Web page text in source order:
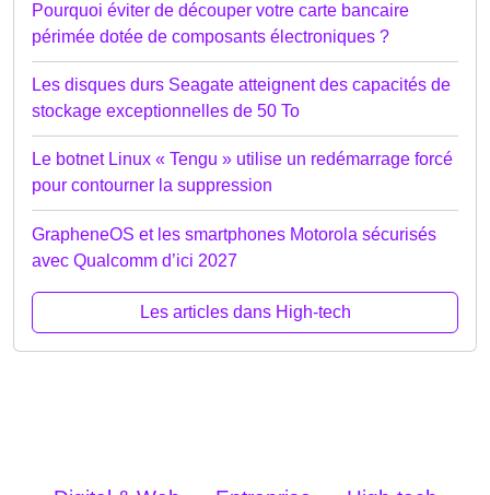
Pourquoi éviter de découper votre carte bancaire
périmée dotée de composants électroniques ?
Les disques durs Seagate atteignent des capacités de
stockage exceptionnelles de 50 To
Le botnet Linux « Tengu » utilise un redémarrage forcé
pour contourner la suppression
GrapheneOS et les smartphones Motorola sécurisés
avec Qualcomm d’ici 2027
Les articles dans High-tech